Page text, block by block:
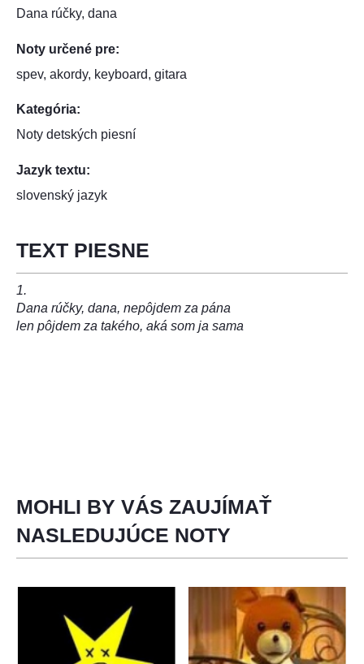
Dana rúčky, dana
Noty určené pre:
spev, akordy, keyboard, gitara
Kategória:
Noty detských piesní
Jazyk textu:
slovenský jazyk
TEXT PIESNE
1.
Dana rúčky, dana, nepôjdem za pána
len pôjdem za takého, aká som ja sama
MOHLI BY VÁS ZAUJÍMAŤ
NASLEDUJÚCE NOTY